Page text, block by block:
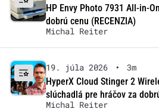
HP Envy Photo 7931 All-in-
dobrú cenu (RECENZIA)
Michal Reiter
19. júla 2026 •
3m
HyperX Cloud Stinger 2
slúchadlá pre hráčov za
Michal Reiter